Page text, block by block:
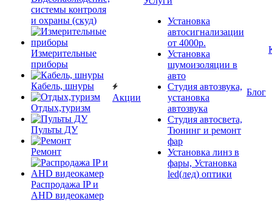
системы контроля
и охраны (скуд)
Измерительные
приборы
Кабель, шнуры
Отдых,туризм
Пульты ДУ
Ремонт
Распродажа IP и
AHD видеокамер
Акции
Установка
автосигнализации
от 4000р.
Установка
шумоизоляции в
авто
Студия автозвука,
установка
автозвука
Студия автосвета,
Тюнинг и ремонт
фар
Установка линз в
фары, Установка
led(лед) оптики
Блог